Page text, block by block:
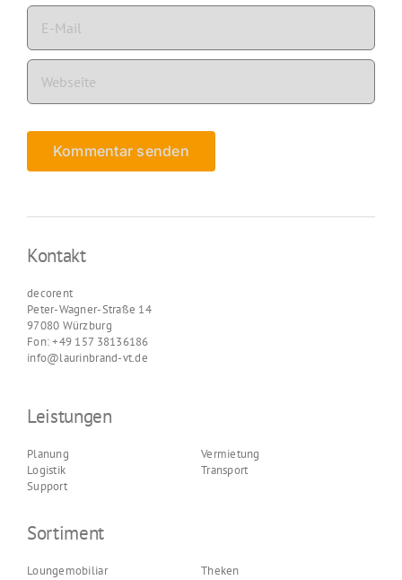
Kontakt
decorent
Peter-Wagner-Straße 14
97080 Würzburg
Fon: +49 157 38136186
info@laurinbrand-vt.de
Leistungen
Planung
Logistik
Support
Vermietung
Transport
Sortiment
Loungemobiliar
Theken